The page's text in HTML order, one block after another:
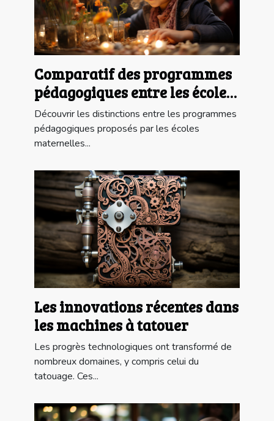
Comparatif des programmes
pédagogiques entre les écoles
maternelles publiques et
privées à Paris
Découvrir les distinctions entre les programmes
pédagogiques proposés par les écoles
maternelles...
Les innovations récentes dans
les machines à tatouer
Les progrès technologiques ont transformé de
nombreux domaines, y compris celui du
tatouage. Ces...